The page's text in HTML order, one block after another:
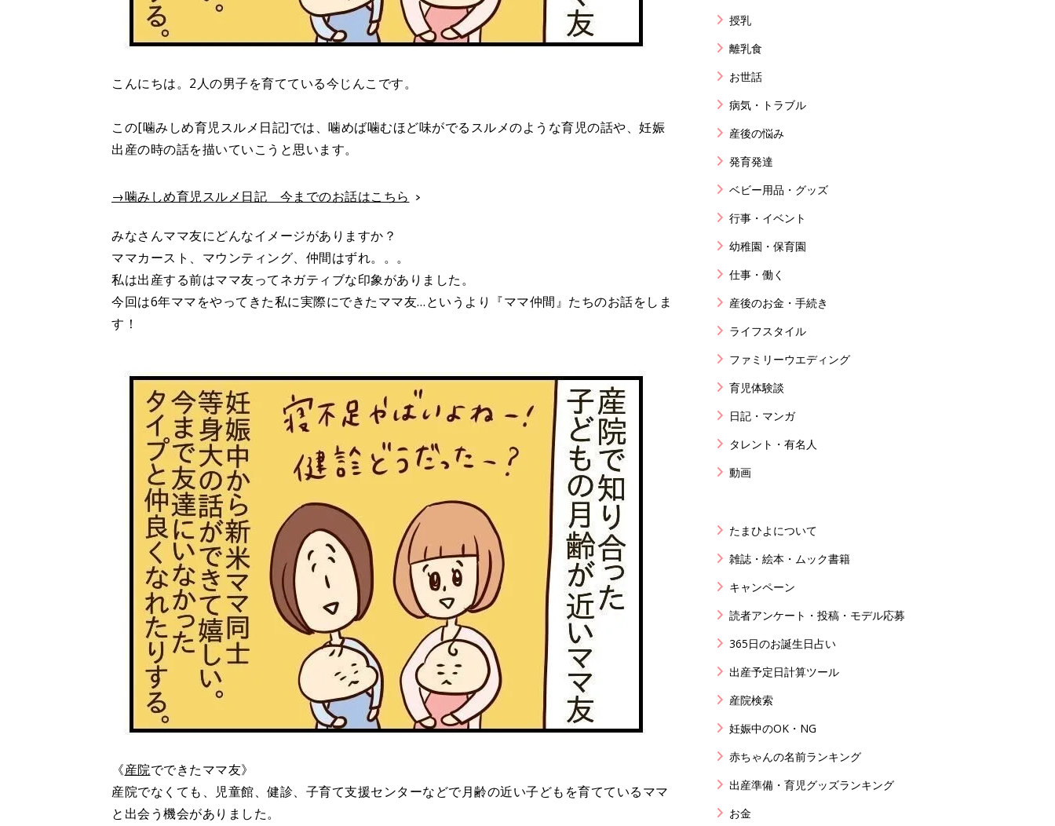
こんにちは。2人の男子を育てている今じんこです。
この[噛みしめ育児スルメ日記]では、噛めば噛むほど味がでるスルメのような育児の話や、妊娠
出産の時の話を描いていこうと思います。
→噛みしめ育児スルメ日記 今までのお話はこちら
みなさんママ友にどんなイメージがありますか？
ママカースト、マウンティング、仲間はずれ。。。
私は出産する前はママ友ってネガティブな印象がありました。
今回は6年ママをやってきた私に実際にできたママ友…というより『ママ仲間』たちのお話をしま
す！
《産院でできたママ友》
産院でなくても、児童館、健診、子育て支援センターなどで月齢の近い子どもを育てているママ
と出会う機会がありました。
授乳
離乳食
お世話
病気・トラブル
産後の悩み
発育発達
ベビー用品・グッズ
行事・イベント
幼稚園・保育園
仕事・働く
産後のお金・手続き
ライフスタイル
ファミリーウエディング
育児体験談
日記・マンガ
タレント・有名人
動画
たまひよについて
雑誌・絵本・ムック書籍
キャンペーン
読者アンケート・投稿・モデル応募
365日のお誕生日占い
出産予定日計算ツール
産院検索
妊娠中のOK・NG
赤ちゃんの名前ランキング
出産準備・育児グッズランキング
お金